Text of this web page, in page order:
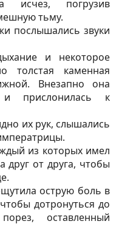
исчез, погрузив
тьму.
послышались звуки
и некоторое
толстая каменная
Внезапно она
и прислонилась к
их рук, слышались
из которых имел
друг от друга, чтобы
острую боль в
дотронуться до
оставленный